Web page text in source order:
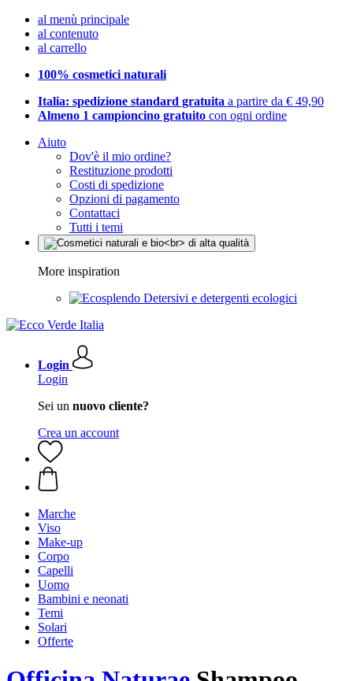
al menù principale
al contenuto
al carrello
100% cosmetici naturali
Italia: spedizione standard gratuita a partire da € 49,90
Almeno 1 campioncino gratuito con ogni ordine
Aiuto
Dov'è il mio ordine?
Restituzione prodotti
Costi di spedizione
Opzioni di pagamento
Contattaci
Tutti i temi
More inspiration
Detersivi e detergenti ecologici
Login
Login
Sei un nuovo cliente?
Crea un account
Marche
Viso
Make-up
Corpo
Capelli
Uomo
Bambini e neonati
Temi
Solari
Offerte